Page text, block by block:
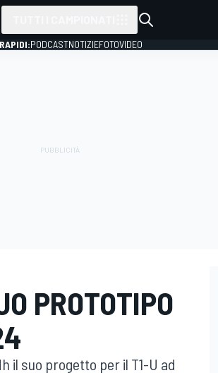
PODCASTNOTIZIEFOTOVIDEO
PROTOTIPO
il suo progetto per il T1-U ad